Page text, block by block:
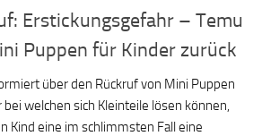
Erstickungsgefahr – Temu
Puppen für Kinder zurück
über den Rückruf von Mini Puppen
welchen sich Kleinteile lösen können,
Kind eine im schlimmsten Fall eine